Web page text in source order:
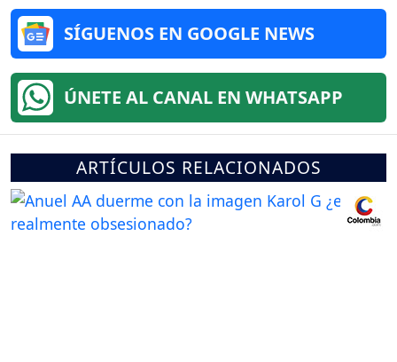
SÍGUENOS EN GOOGLE NEWS
ÚNETE AL CANAL EN WHATSAPP
ARTÍCULOS RELACIONADOS